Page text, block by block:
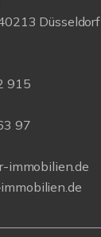
Düsseldorf
915
97
immobilien.de